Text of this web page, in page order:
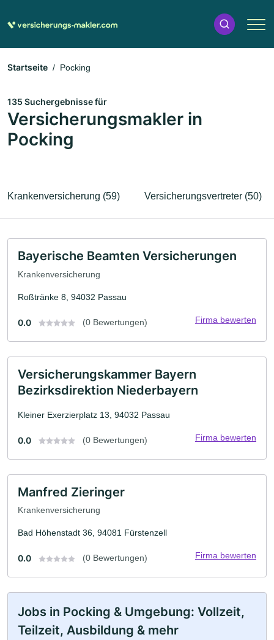
Startseite Pocking
135 Suchergebnisse für
Versicherungsmakler in
Pocking
Krankenversicherung (59) Versicherungsvertreter (50)
Bayerische Beamten Versicherungen
Krankenversicherung
Roßtränke 8, 94032 Passau
0.0 (0 Bewertungen) Firma bewerten
Versicherungskammer Bayern
Bezirksdirektion Niederbayern
Kleiner Exerzierplatz 13, 94032 Passau
0.0 (0 Bewertungen) Firma bewerten
Manfred Zieringer
Krankenversicherung
Bad Höhenstadt 36, 94081 Fürstenzell
0.0 (0 Bewertungen) Firma bewerten
Jobs in Pocking & Umgebung: Vollzeit,
Teilzeit, Ausbildung & mehr